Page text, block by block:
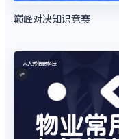
巅峰对决知识竞赛